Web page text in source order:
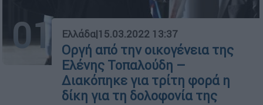
01 Ελλάδα|15.03.2022 13:37
Οργή από την οικογένεια της
Ελένης Τοπαλούδη –
Διακόπηκε για τρίτη φορά η
δίκη για τη δολοφονία της